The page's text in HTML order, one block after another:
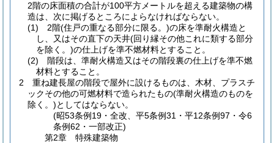
2階の床面積の合計が100平方メートルを超える建築物の構
造は、次に掲げるところによらなければならない。
(1)
2階(住戸の重なる部分に限る。)の床を準耐火構造と
し、又はその直下の天井(回り縁その他これに類する部分
を除く。)の仕上げを準不燃材料とすること。
(2)
階段は、準耐火構造又はその階段裏の仕上げを準不燃
材料とすること。
2
重ね建長屋の階段で屋外に設けるものは、木材、プラスチ
ックその他の可燃材料で造られたもの(準耐火構造のものを
除く。)としてはならない。
(昭53条例19・全改、平5条例31・平12条例97・令6
条例62・一部改正)
第2章
特殊建築物